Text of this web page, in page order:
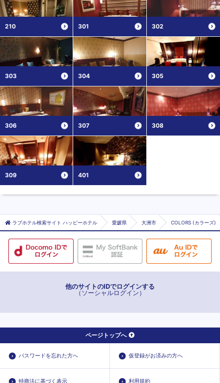
210 301 302
303 304 305
306 307 308
309 401
ラブホテル検索サイト ハッピーホテル 愛媛県 大洲市 COLORS (カラーズ)
他のサイトのIDでログインする
（ソーシャルログイン）
ページトップへ
パスワードを忘れた方へ 仮登録がお済みの方へ
特商法に基づく表示 利用規約